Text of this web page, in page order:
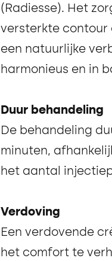
(Radiesse). Het
versterkte contour
een natuurlijke
harmonieus en in
Duur behandeling
De behandeling
minuten,
het aantal
Verdoving
Een verdovende
het comfort te